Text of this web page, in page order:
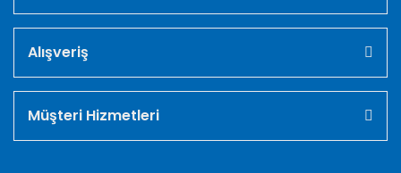
Alışveriş
Müşteri Hizmetleri